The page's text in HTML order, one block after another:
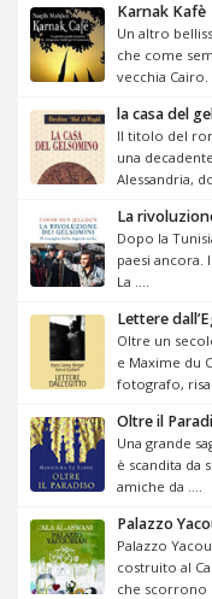
Karnak Kafè
Un altro
che come
vecchia
la casa del
Il titolo del
una
Alessandria,
La
Dopo la
paesi ancora.
La ....
Lettere
Oltre un
e Maxime du
fotografo,
Oltre il
Una grande
è scandita da
amiche da ....
Palazzo
Palazzo
costruito al
che scorrono